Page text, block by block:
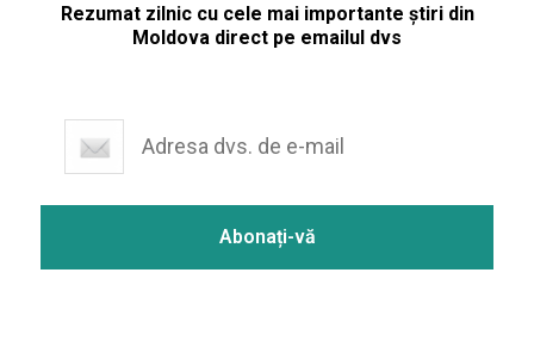
Rezumat zilnic cu cele mai importante știri din
Moldova direct pe emailul dvs